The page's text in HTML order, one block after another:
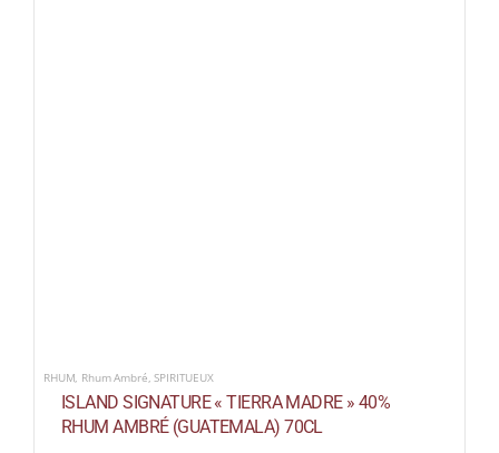
RHUM Rhum Ambré ,SPIRITUEUX
ISLAND SIGNATURE « TIERRA MADRE » 40%
RHUM AMBRÉ (GUATEMALA) 70CL